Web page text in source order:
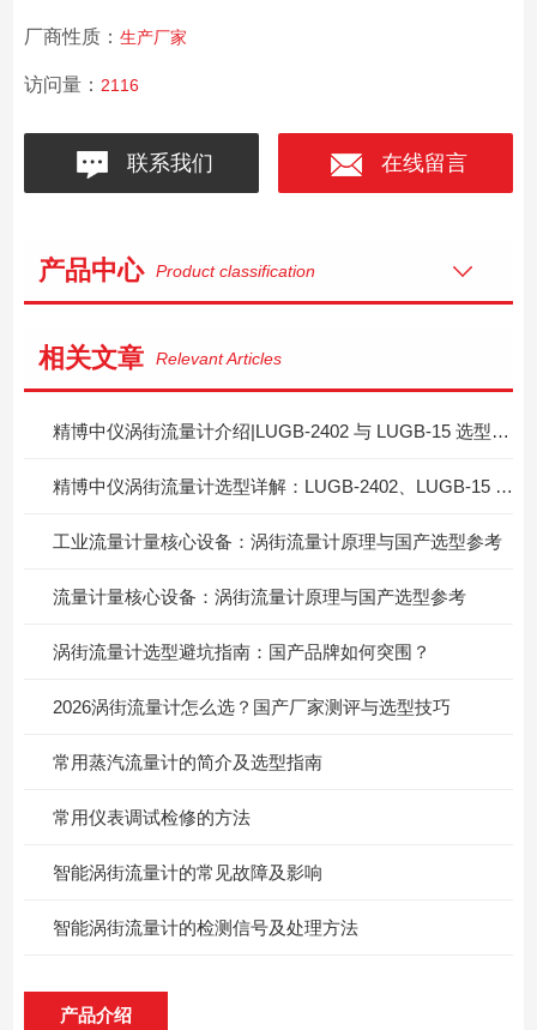
厂商性质： 生产厂家
访问量： 2116
联系我们 在线留言
产品中心 Product classification
相关文章 Relevant Articles
精博中仪涡街流量计介绍|LUGB‑2402 与 LUGB‑15 选型区分指南
精博中仪涡街流量计选型详解：LUGB‑2402、LUGB‑15 两款型号怎么按需挑选？
工业流量计量核心设备：涡街流量计原理与国产选型参考
流量计量核心设备：涡街流量计原理与国产选型参考
涡街流量计选型避坑指南：国产品牌如何突围？
2026涡街流量计怎么选？国产厂家测评与选型技巧
常用蒸汽流量计的简介及选型指南
常用仪表调试检修的方法
智能涡街流量计的常见故障及影响
智能涡街流量计的检测信号及处理方法
产品介绍